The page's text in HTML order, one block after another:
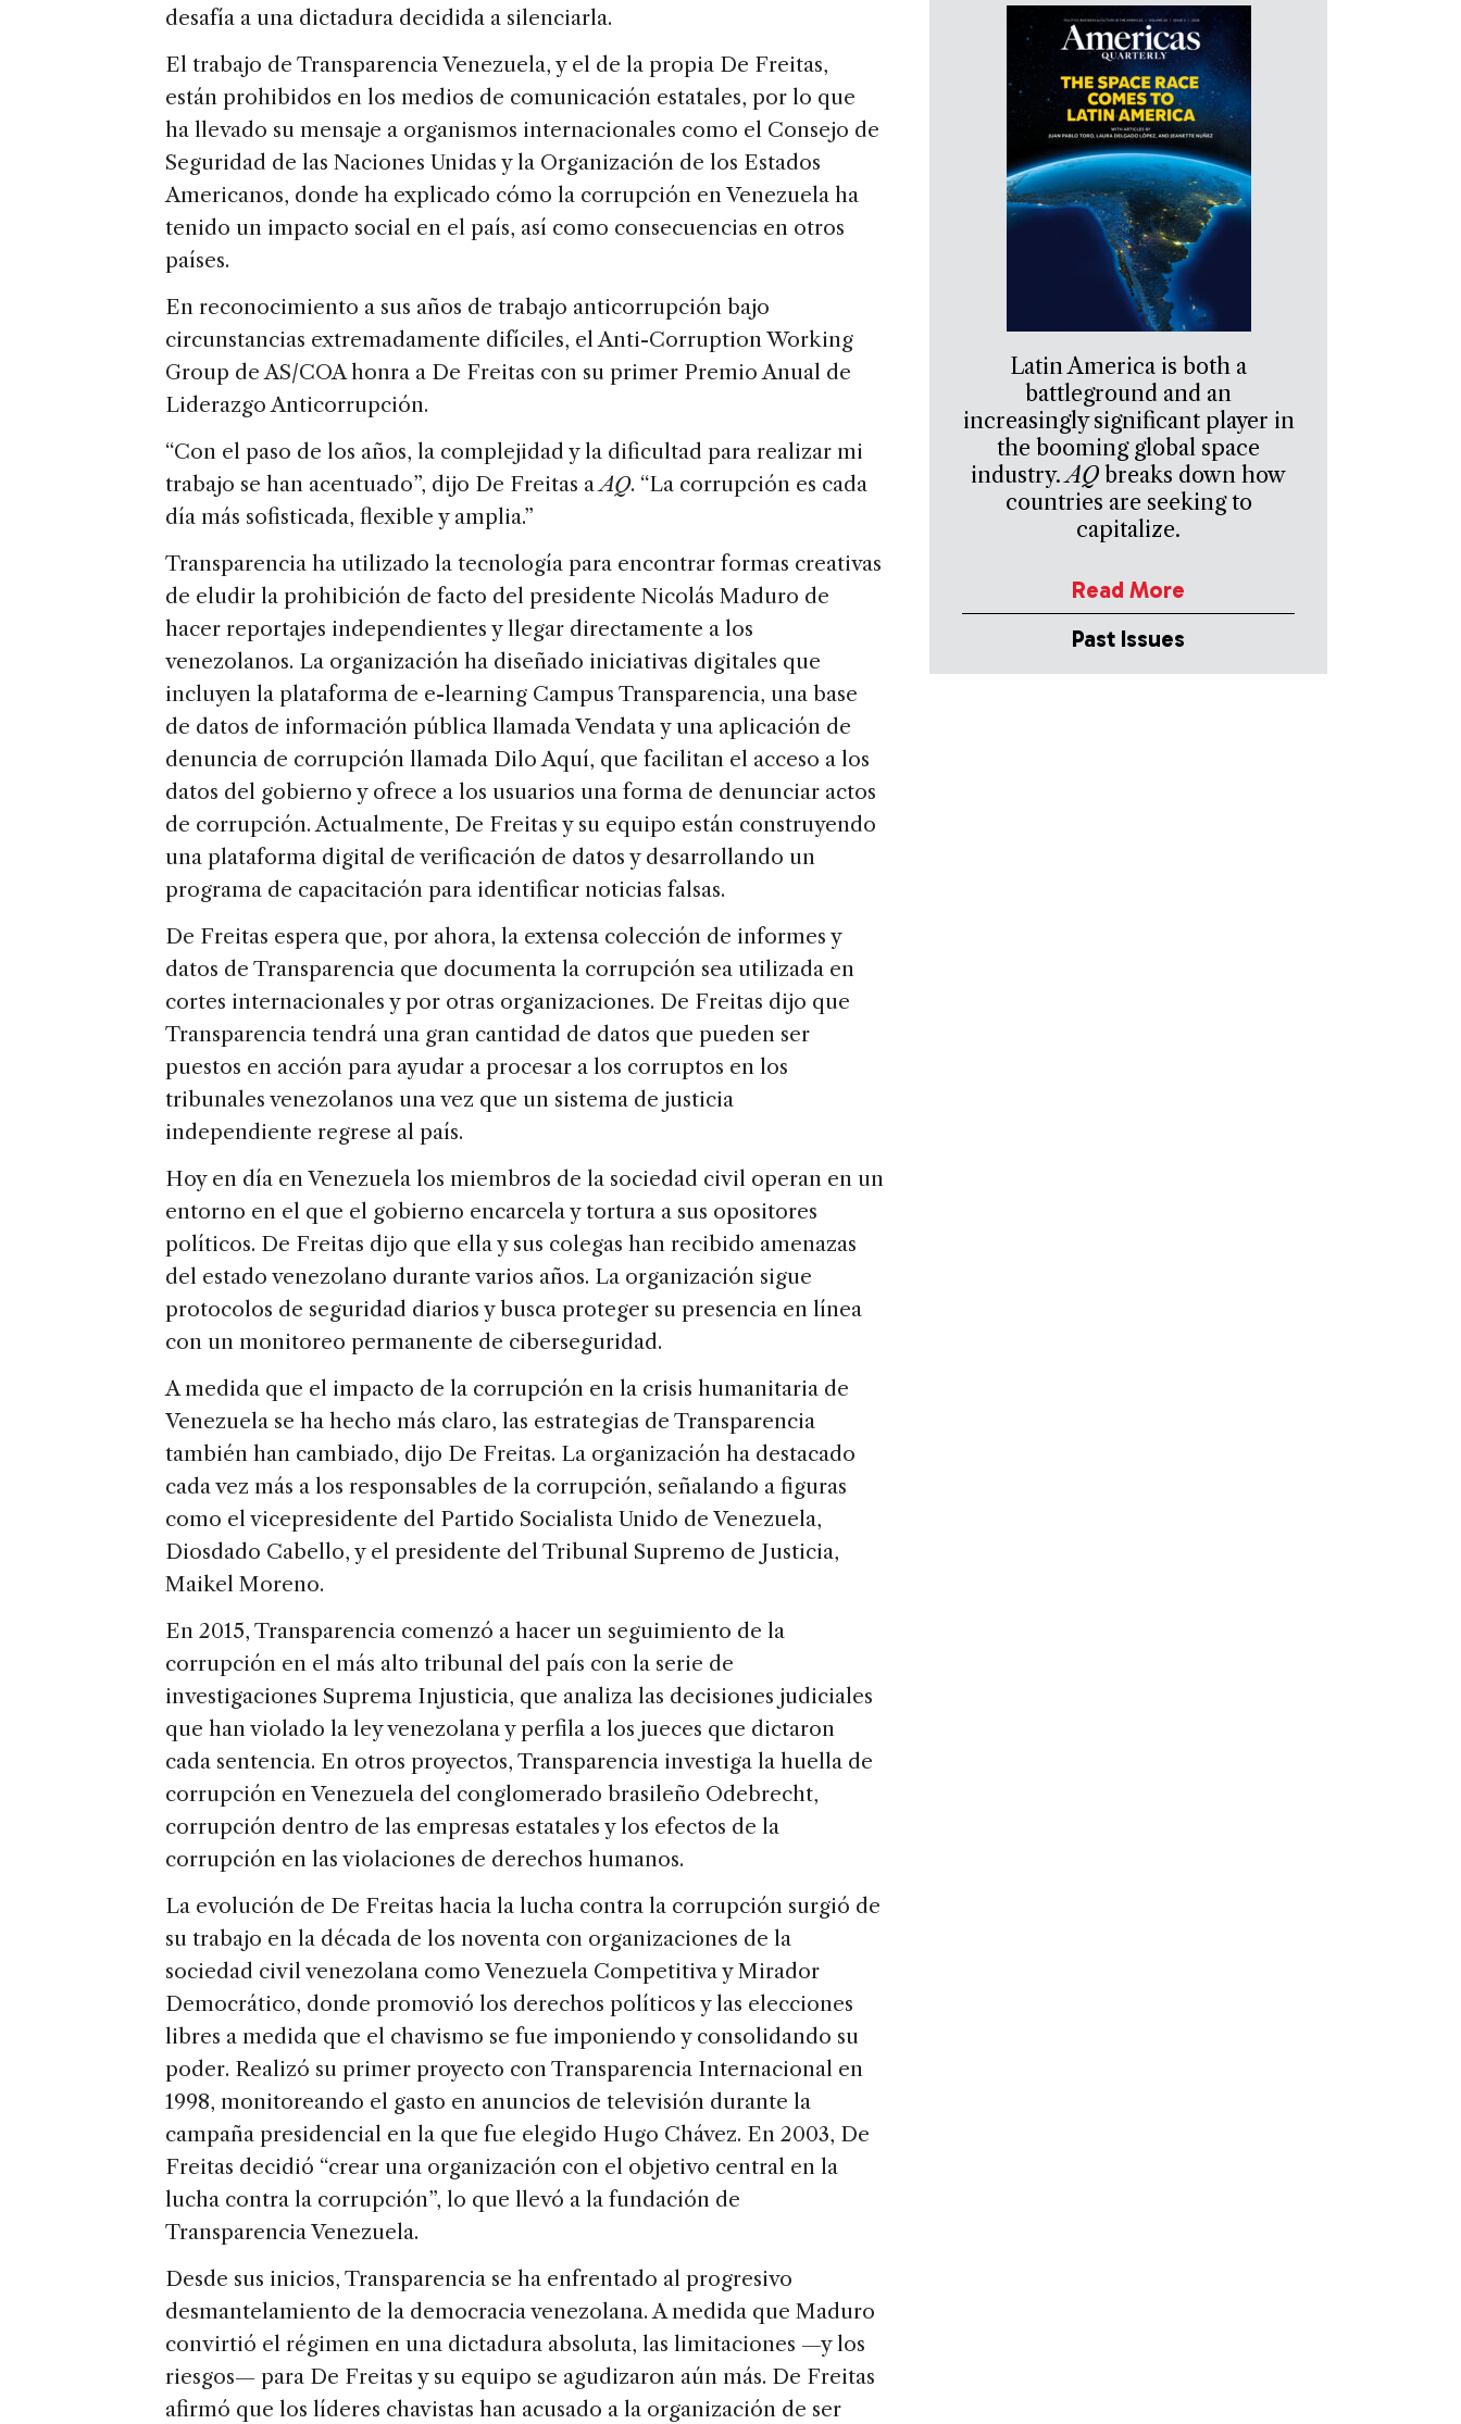
desafía a una dictadura decidida a silenciarla.
El trabajo de Transparencia Venezuela, y el de la propia De Freitas,
están prohibidos en los medios de comunicación estatales, por lo que
ha llevado su mensaje a organismos internacionales como el Consejo de
Seguridad de las Naciones Unidas y la Organización de los Estados
Americanos, donde ha explicado cómo la corrupción en Venezuela ha
tenido un impacto social en el país, así como consecuencias en otros
países.
En reconocimiento a sus años de trabajo anticorrupción bajo
circunstancias extremadamente difíciles, el Anti-Corruption Working
Group de AS/COA honra a De Freitas con su primer Premio Anual de
Liderazgo Anticorrupción.
“Con el paso de los años, la complejidad y la dificultad para realizar mi
trabajo se han acentuado”, dijo De Freitas aAQ. “La corrupción es cada
día más sofisticada, flexible y amplia.”
Transparencia ha utilizado la tecnología para encontrar formas creativas
de eludir la prohibición de facto del presidente Nicolás Maduro de
hacer reportajes independientes y llegar directamente a los
venezolanos. La organización ha diseñado iniciativas digitales que
incluyen la plataforma de e-learning Campus Transparencia, una base
de datos de información pública llamada Vendata y una aplicación de
denuncia de corrupción llamada Dilo Aquí, que facilitan el acceso a los
datos del gobierno y ofrece a los usuarios una forma de denunciar actos
de corrupción. Actualmente, De Freitas y su equipo están construyendo
una plataforma digital de verificación de datos y desarrollando un
programa de capacitación para identificar noticias falsas.
De Freitas espera que, por ahora, la extensa colección de informes y
datos de Transparencia que documenta la corrupción sea utilizada en
cortes internacionales y por otras organizaciones. De Freitas dijo que
Transparencia tendrá una gran cantidad de datos que pueden ser
puestos en acción para ayudar a procesar a los corruptos en los
tribunales venezolanos una vez que un sistema de justicia
independiente regrese al país.
Hoy en día en Venezuela los miembros de la sociedad civil operan en un
entorno en el que el gobierno encarcela y tortura a sus opositores
políticos. De Freitas dijo que ella y sus colegas han recibido amenazas
del estado venezolano durante varios años. La organización sigue
protocolos de seguridad diarios y busca proteger su presencia en línea
con un monitoreo permanente de ciberseguridad.
A medida que el impacto de la corrupción en la crisis humanitaria de
Venezuela se ha hecho más claro, las estrategias de Transparencia
también han cambiado, dijo De Freitas. La organización ha destacado
cada vez más a los responsables de la corrupción, señalando a figuras
como el vicepresidente del Partido Socialista Unido de Venezuela,
Diosdado Cabello, y el presidente del Tribunal Supremo de Justicia,
Maikel Moreno.
En 2015, Transparencia comenzó a hacer un seguimiento de la
corrupción en el más alto tribunal del país con la serie de
investigaciones Suprema Injusticia, que analiza las decisiones judiciales
que han violado la ley venezolana y perfila a los jueces que dictaron
cada sentencia. En otros proyectos, Transparencia investiga la huella de
corrupción en Venezuela del conglomerado brasileño Odebrecht,
corrupción dentro de las empresas estatales y los efectos de la
corrupción en las violaciones de derechos humanos.
La evolución de De Freitas hacia la lucha contra la corrupción surgió de
su trabajo en la década de los noventa con organizaciones de la
sociedad civil venezolana como Venezuela Competitiva y Mirador
Democrático, donde promovió los derechos políticos y las elecciones
libres a medida que el chavismo se fue imponiendo y consolidando su
poder. Realizó su primer proyecto con Transparencia Internacional en
1998, monitoreando el gasto en anuncios de televisión durante la
campaña presidencial en la que fue elegido Hugo Chávez. En 2003, De
Freitas decidió “crear una organización con el objetivo central en la
lucha contra la corrupción”, lo que llevó a la fundación de
Transparencia Venezuela.
Desde sus inicios, Transparencia se ha enfrentado al progresivo
desmantelamiento de la democracia venezolana. A medida que Maduro
convirtió el régimen en una dictadura absoluta, las limitaciones —y los
riesgos— para De Freitas y su equipo se agudizaron aún más. De Freitas
afirmó que los líderes chavistas han acusado a la organización de ser
Latin America is both a
battleground and an
increasingly significant player in
the booming global space
industry.AQ breaks down how
countries are seeking to
capitalize.
Read More
Past Issues